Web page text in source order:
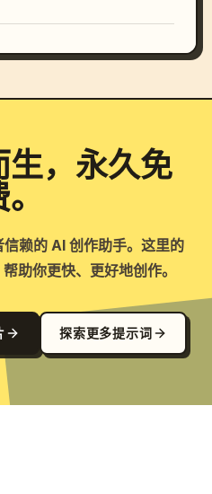
，永久免
赖的 AI 创作助手。这里的
助你更快、更好地创作。
探索更多提示词